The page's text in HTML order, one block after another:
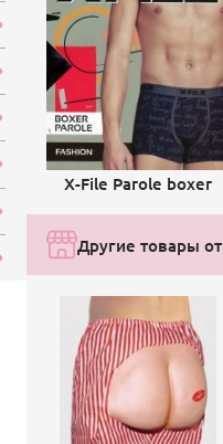
X-File Parole boxer
Другие товары